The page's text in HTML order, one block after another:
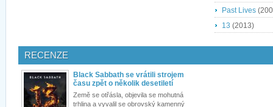
Past Lives
13 (2013)
RECENZE
Black Sabbath se vrátili strojem
času zpět o několik desetiletí
Země se otřásla, objevila se mohutná
trhlina a vyvalil se obrovský kamenný